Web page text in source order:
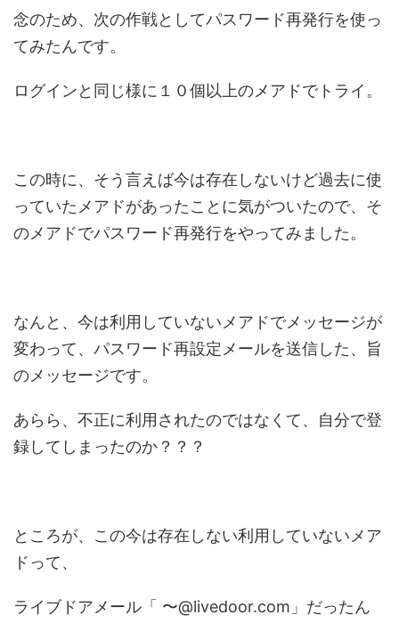
念のため、次の作戦としてパスワード再発行を使っ
てみたんです。
ログインと同じ様に１０個以上のメアドでトライ。
この時に、そう言えば今は存在しないけど過去に使
っていたメアドがあったことに気がついたので、そ
のメアドでパスワード再発行をやってみました。
なんと、今は利用していないメアドでメッセージが
変わって、パスワード再設定メールを送信した、旨
のメッセージです。
あらら、不正に利用されたのではなくて、自分で登
録してしまったのか？？？
ところが、この今は存在しない利用していないメア
ドって、
ライブドアメール「 〜@livedoor.com」だったん